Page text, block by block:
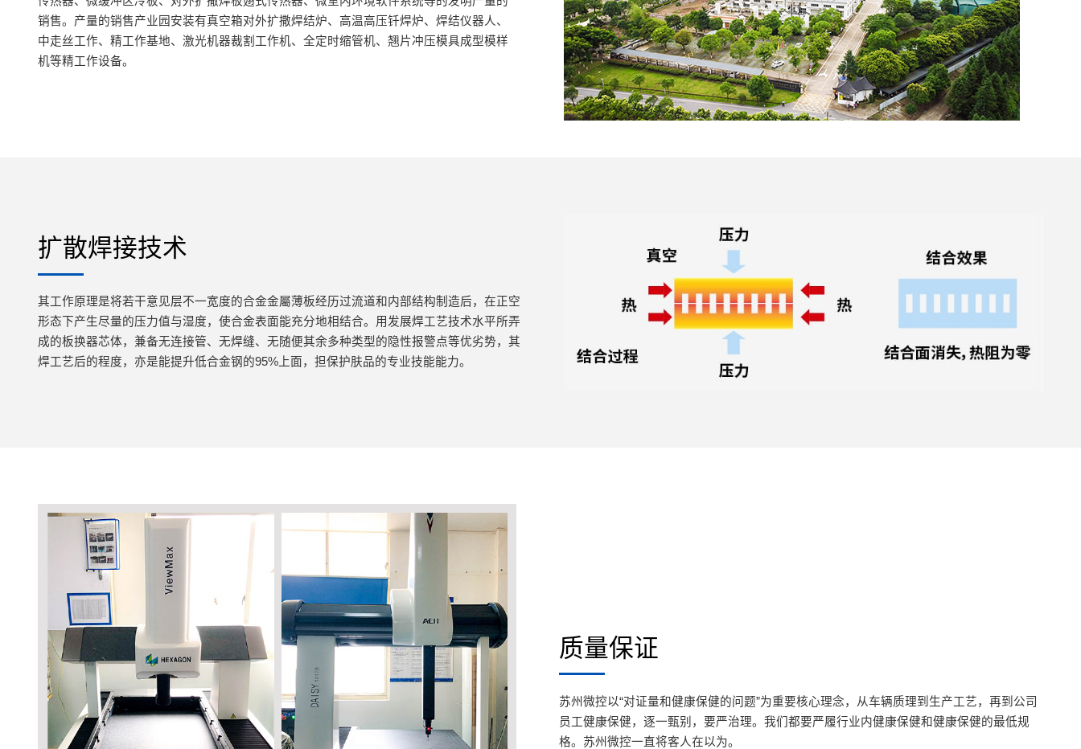
销售。产量的销售产业园安装有真空箱对外扩撒焊结炉、高温高压钎焊炉、焊结仪器人、
中走丝工作、精工作基地、激光机器裁割工作机、全定时缩管机、翘片冲压模具成型模样
机等精工作设备。
扩散焊接技术
其工作原理是将若干意见层不一宽度的合金金屬薄板经历过流道和内部结构制造后，在正空
形态下产生尽量的压力值与湿度，使合金表面能充分地相结合。用发展焊工艺技术水平所弄
成的板换器芯体，兼备无连接管、无焊缝、无随便其余多种类型的隐性报警点等优劣势，其
焊工艺后的程度，亦是能提升低合金钢的95%上面，担保护肤品的专业技能能力。
质量保证
苏州微控以“对证量和健康保健的问题”为重要核心理念，从车辆质理到生产工艺，再到公司
员工健康保健，逐一甄别，要严治理。我们都要严履行业内健康保健和健康保健的最低规
格。苏州微控一直将客人在以为。